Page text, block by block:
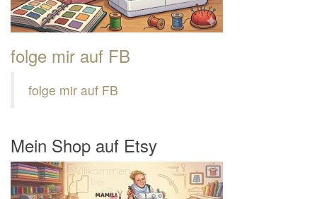
folge mir auf FB
folge mir auf FB
Mein Shop auf Etsy